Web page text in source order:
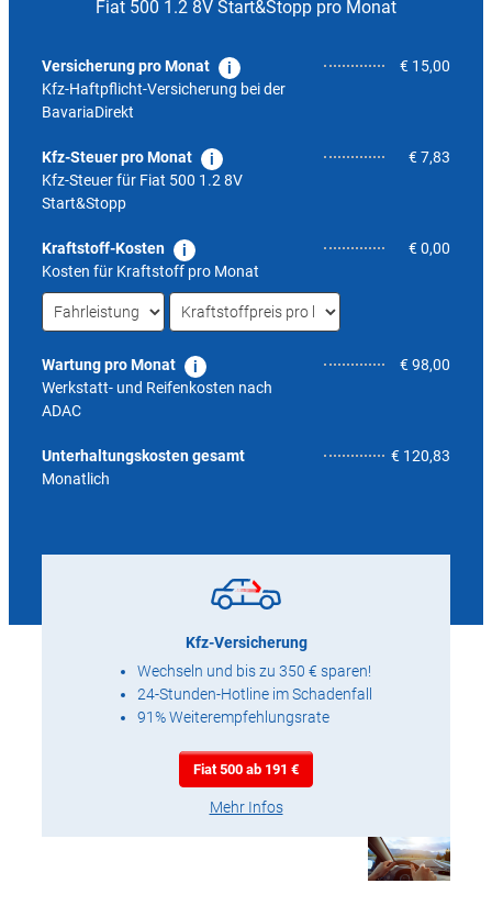
Fiat 500 1.2 8V Start&Stopp pro Monat
Versicherung pro Monat
Kfz-Haftpflicht-Versicherung bei der
BavariaDirekt
€ 15,00
Kfz-Steuer pro Monat
Kfz-Steuer für Fiat 500 1.2 8V
Start&Stopp
€ 7,83
Kraftstoff-Kosten
Kosten für Kraftstoff pro Monat
€ 0,00
Wartung pro Monat
Werkstatt- und Reifenkosten nach
ADAC
€ 98,00
Unterhaltungskosten gesamt
Monatlich
€ 120,83
Kfz-Versicherung
Wechseln und bis zu 350 € sparen!
24-Stunden-Hotline im Schadenfall
91% Weiterempfehlungsrate
Fiat 500 ab 191 €
Mehr Infos